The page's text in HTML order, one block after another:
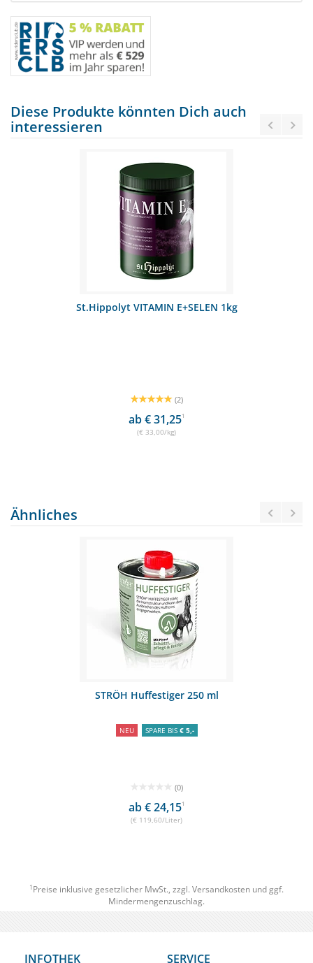
Diese Produkte könnten Dich auch
interessieren
St.Hippolyt VITAMIN E+SELEN 1kg
(2)
ab € 31,251
(€ 33,00/kg)
Ähnliches
STRÖH Huffestiger 250 ml
NEU SPARE BIS € 5,-
(0)
ab € 24,151
(€ 119,60/Liter)
1 Preise inklusive gesetzlicher MwSt., zzgl. Versandkosten und ggf.
Mindermengenzuschlag.
INFOTHEK SERVICE